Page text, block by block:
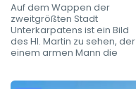
Auf dem Wappen der
zweitgrößten Stadt
Unterkarpatens ist ein Bild
des Hl. Martin zu sehen, der
einem armen Mann die